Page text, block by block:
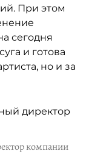
При этом
сегодня
и готова
но и за
компании